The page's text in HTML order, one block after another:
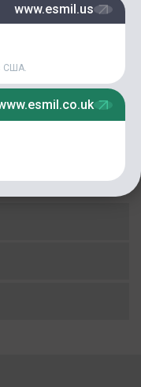
entrance to World
www.esmil.us
США.